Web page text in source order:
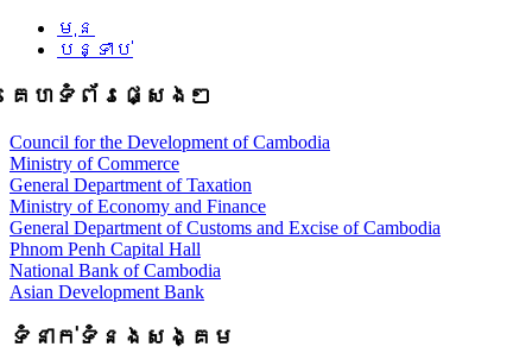
មុន
បន្ទាប់
គេហទំព័រផ្សេងៗ
Council for the Development of Cambodia
Ministry of Commerce
General Department of Taxation
Ministry of Economy and Finance
General Department of Customs and Excise of Cambodia
Phnom Penh Capital Hall
National Bank of Cambodia
Asian Development Bank
ទំនាក់ទំនងសង្គម